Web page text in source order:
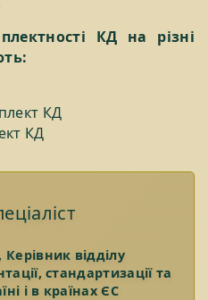
КД на різні
КД
КД
відділу
стандартизації та
і в країнах ЄС